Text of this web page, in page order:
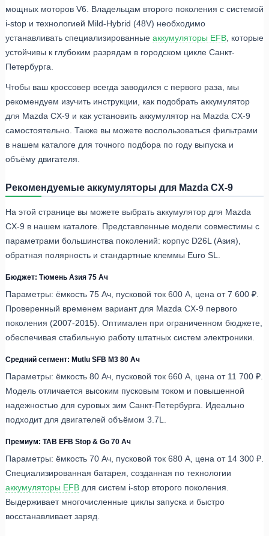
мощных моторов V6. Владельцам второго поколения с системой
i-stop и технологией Mild-Hybrid (48V) необходимо
устанавливать специализированные аккумуляторы EFB , которые
устойчивы к глубоким разрядам в городском цикле Санкт-
Петербурга.
Чтобы ваш кроссовер всегда заводился с первого раза, мы
рекомендуем изучить инструкции, как подобрать аккумулятор
для Mazda CX-9 и как установить аккумулятор на Mazda CX-9
самостоятельно. Также вы можете воспользоваться фильтрами
в нашем каталоге для точного подбора по году выпуска и
объёму двигателя.
Рекомендуемые аккумуляторы для Mazda CX-9
На этой странице вы можете выбрать аккумулятор для Mazda
CX-9 в нашем каталоге. Представленные модели совместимы с
параметрами большинства поколений: корпус D26L (Азия),
обратная полярность и стандартные клеммы Euro SL.
Бюджет: Тюмень Азия 75 Ач
Параметры: ёмкость 75 Ач, пусковой ток 600 А, цена от 7 600 ₽.
Проверенный временем вариант для Mazda CX-9 первого
поколения (2007-2015). Оптимален при ограниченном бюджете,
обеспечивая стабильную работу штатных систем электроники.
Средний сегмент: Mutlu SFB M3 80 Ач
Параметры: ёмкость 80 Ач, пусковой ток 660 А, цена от 11 700 ₽.
Модель отличается высоким пусковым током и повышенной
надежностью для суровых зим Санкт-Петербурга. Идеально
подходит для двигателей объёмом 3.7L.
Премиум: TAB EFB Stop & Go 70 Ач
Параметры: ёмкость 70 Ач, пусковой ток 680 А, цена от 14 300 ₽.
Специализированная батарея, созданная по технологии
аккумуляторы EFB для систем i-stop второго поколения.
Выдерживает многочисленные циклы запуска и быстро
восстанавливает заряд.